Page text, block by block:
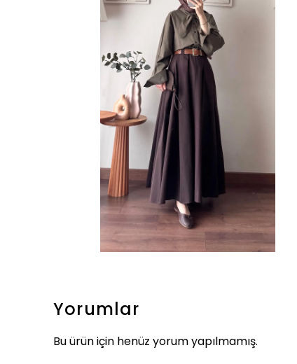
Yorumlar
Bu ürün için henüz yorum yapılmamış.